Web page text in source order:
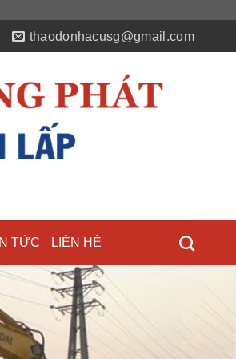
thaodonhacusg@gmail.com
TỨC LIÊN HỆ